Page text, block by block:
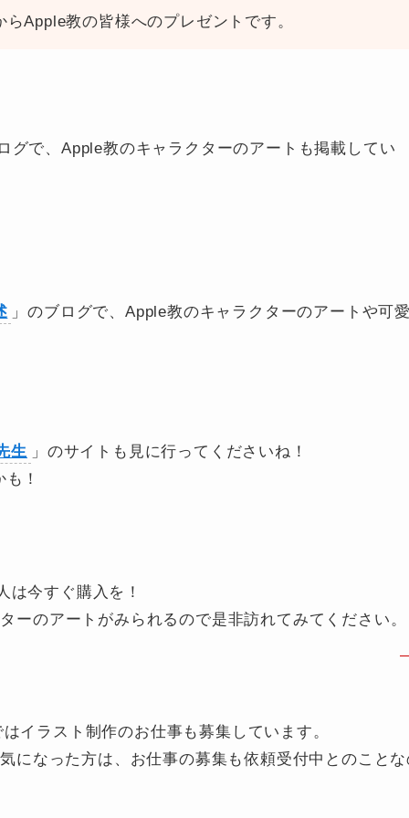
Apple教の皆様へのプレゼントです。
グで、Apple教のキャラクターのアートも掲載してい
」のブログで、Apple教のキャラクターのアートや可
生 」のサイトも見に行ってくださいね！
！
は今すぐ購入を！
ーのアートがみられるので是非訪れてみてください。
はイラスト制作のお仕事も募集しています。
になった方は、お仕事の募集も依頼受付中とのこと